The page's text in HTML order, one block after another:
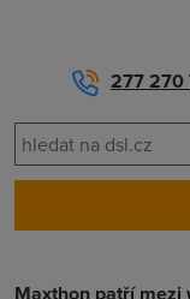
277 270